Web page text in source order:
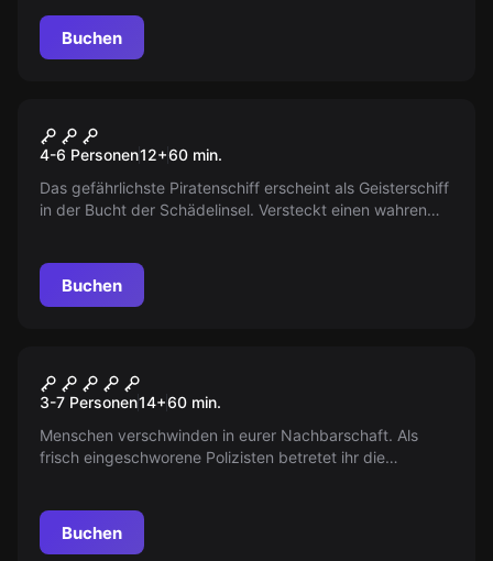
Buchen
Die 3½ Flüche Der Schwarzen
Witwe
4-6 Personen12+60 min.
Das gefährlichste Piratenschiff erscheint als Geisterschiff
in der Bucht der Schädelinsel. Versteckt einen wahren
Buchen
Blutrausch
3-7 Personen14+60 min.
Menschen verschwinden in eurer Nachbarschaft. Als
frisch eingeschworene Polizisten betretet ihr die
Buchen